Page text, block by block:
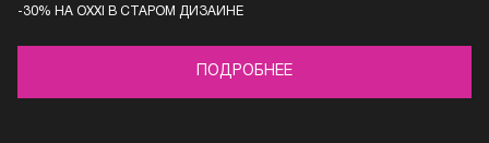
-30% НА OXXI В СТАРОМ ДИЗАЙНЕ
ПОДРОБНЕЕ